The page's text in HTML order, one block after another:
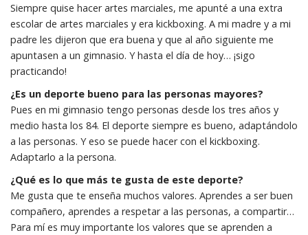
Siempre quise hacer artes marciales, me apunté a una extra
escolar de artes marciales y era kickboxing. A mi madre y a mi
padre les dijeron que era buena y que al año siguiente me
apuntasen a un gimnasio. Y hasta el día de hoy… ¡sigo
practicando!
¿Es un deporte bueno para las personas mayores?
Pues en mi gimnasio tengo personas desde los tres años y
medio hasta los 84. El deporte siempre es bueno, adaptándolo
a las personas. Y eso se puede hacer con el kickboxing.
Adaptarlo a la persona.
¿Qué es lo que más te gusta de este deporte?
Me gusta que te enseña muchos valores. Aprendes a ser buen
compañero, aprendes a respetar a las personas, a compartir…
Para mí es muy importante los valores que se aprenden a